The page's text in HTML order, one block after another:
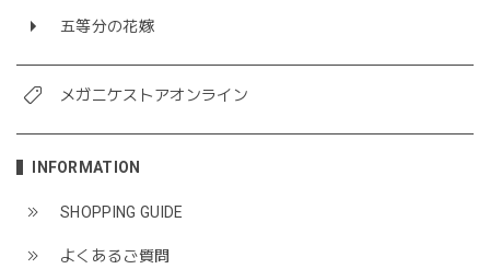
五等分の花嫁
メガニケストアオンライン
INFORMATION
SHOPPING GUIDE
よくあるご質問